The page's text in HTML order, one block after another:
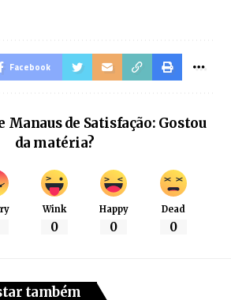
Facebook
de Satisfação: Gostou
da matéria?
Wink
0
Happy
0
Dead
0
também